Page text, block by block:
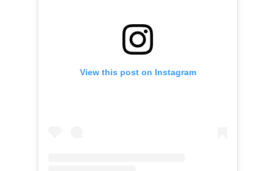
View this post on Instagram